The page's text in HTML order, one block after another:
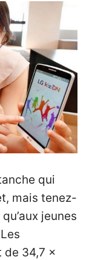
qui
mais tenez-
jeunes
de 34,7 x